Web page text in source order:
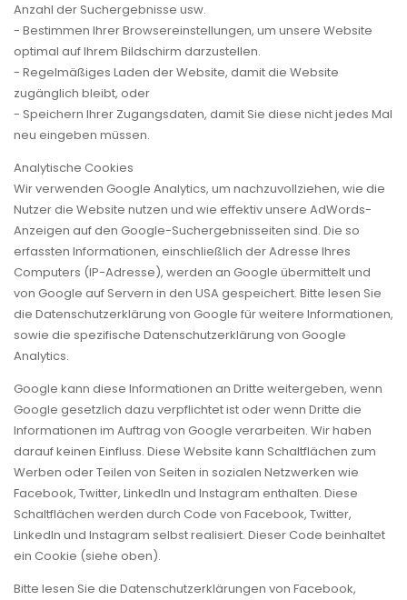
Anzahl der Suchergebnisse usw.
- Bestimmen Ihrer Browsereinstellungen, um unsere Website
optimal auf Ihrem Bildschirm darzustellen.
- Regelmäßiges Laden der Website, damit die Website
zugänglich bleibt, oder
- Speichern Ihrer Zugangsdaten, damit Sie diese nicht jedes Mal
neu eingeben müssen.
Analytische Cookies
Wir verwenden Google Analytics, um nachzuvollziehen, wie die
Nutzer die Website nutzen und wie effektiv unsere AdWords-
Anzeigen auf den Google-Suchergebnisseiten sind. Die so
erfassten Informationen, einschließlich der Adresse Ihres
Computers (IP-Adresse), werden an Google übermittelt und
von Google auf Servern in den USA gespeichert. Bitte lesen Sie
die Datenschutzerklärung von Google für weitere Informationen,
sowie die spezifische Datenschutzerklärung von Google
Analytics.
Google kann diese Informationen an Dritte weitergeben, wenn
Google gesetzlich dazu verpflichtet ist oder wenn Dritte die
Informationen im Auftrag von Google verarbeiten. Wir haben
darauf keinen Einfluss. Diese Website kann Schaltflächen zum
Werben oder Teilen von Seiten in sozialen Netzwerken wie
Facebook, Twitter, LinkedIn und Instagram enthalten. Diese
Schaltflächen werden durch Code von Facebook, Twitter,
LinkedIn und Instagram selbst realisiert. Dieser Code beinhaltet
ein Cookie (siehe oben).
Bitte lesen Sie die Datenschutzerklärungen von Facebook,